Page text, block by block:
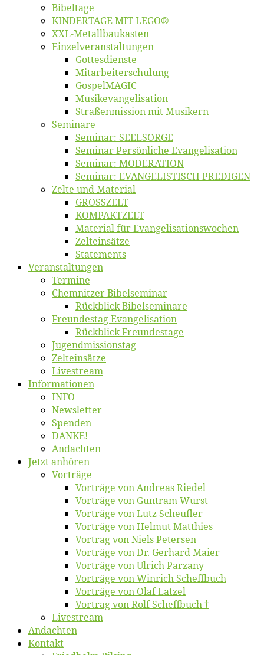
Bi­bel­ta­ge
KINDERTAGE MIT LEGO®
XXL-Me­­tal­l­­bau­­kas­­ten
Einzelver­an­stal­tungen
Got­tes­diens­te
Mitarbeiter­schulung
Gos­pel­MA­GIC
Musikevan­ge­li­sa­tion
Straßenmis­sion mit Musikern
Se­mi­na­re
Se­mi­nar: SEELSORGE
Se­mi­nar Per­sön­li­che Evangelisation
Se­mi­nar: MODERATION
Se­mi­nar: EVANGELISTISCH PREDIGEN
Zel­te und Material
GROSSZELT
KOMPAKTZELT
Ma­te­ri­al für Evangelisationswochen
Zelt­ein­sät­ze
State­ments
Ver­an­stal­tun­gen
Ter­mi­ne
Chemnit­zer Bibelseminar
Rück­blick Bibelseminare
Freun­des­tag Evangelisation
Rück­blick Freundestage
Jugend­mis­sions­tag
Zelt­ein­sät­ze
Live­stream
Informatio­nen
INFO
News­let­ter
Spen­den
DANKE!
An­dach­ten
Jetzt an­hö­ren
Vor­trä­ge
Vor­trä­ge von An­dre­as Riedel
Vor­trä­ge von Gun­tram Wurst
Vor­trä­ge von Lutz Scheufler
Vor­trä­ge von Hel­mut Matthies
Vor­trag von Niels Petersen
Vor­trä­ge von Dr. Ger­hard Maier
Vor­trä­ge von Ul­rich Parzany
Vor­trä­ge von Win­rich Scheffbuch
Vor­trä­ge von Olaf Latzel
Vor­trag von Rolf Scheffbuch †
Live­stream
An­dach­ten
Kon­takt